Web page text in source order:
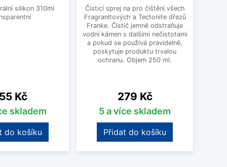
silikon 310ml
Kč
skladem
do košíku
Čisticí sprej na pro čištění všech
Fragranitových a Tectonite dřezů
Franke. Čistič jemně odstraňuje
vodní kámen s dalšími nečistotami
a pokud se používá pravidelně,
poskytuje produktu trvalou
ochranu. Objem 250 ml.
Cena
279 Kč
5 a více skladem
Přidat do košíku